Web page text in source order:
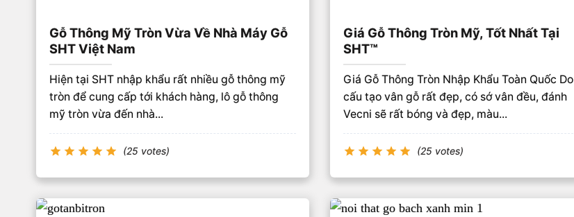
Gỗ Thông Mỹ Tròn Vừa Về Nhà Máy Gỗ
SHT Việt Nam
Hiện tại SHT nhập khẩu rất nhiều gỗ thông mỹ
tròn để cung cấp tới khách hàng, lô gỗ thông
mỹ tròn vừa đến nhà...
(25 votes)
Giá Gỗ Thông Tròn Mỹ, Tốt Nhất Tại
SHT™
Giá Gỗ Thông Tròn Nhập Khẩu Toàn Quốc Do
cấu tạo vân gỗ rất đẹp, có sớ vân đều, đánh
Vecni sẽ rất bóng và đẹp, màu...
(25 votes)